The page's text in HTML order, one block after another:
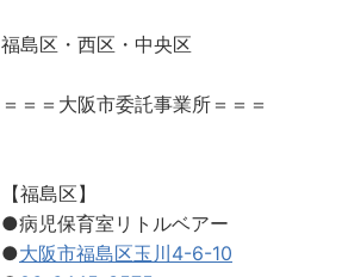
福島区・西区・中央区
＝＝＝大阪市委託事業所＝＝＝
【福島区】
●病児保育室リトルベアー
●大阪市福島区玉川4-6-10